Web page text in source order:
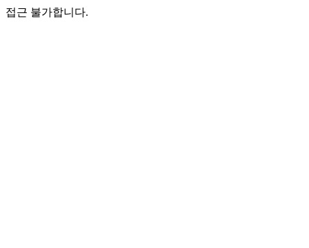
접근 불가합니다.